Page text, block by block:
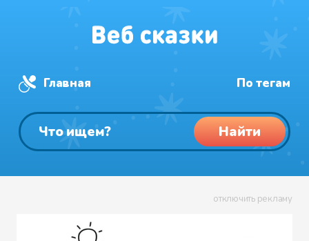
Главная По тегам
Найти
отключить рекламу